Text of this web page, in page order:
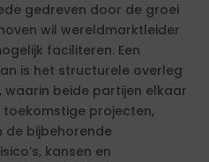
gedreven door de groei
wil wereldmarktleider
faciliteren. Een
is het structurele overleg
waarin beide partijen elkaar
projecten,
de bijbehorende
kansen en